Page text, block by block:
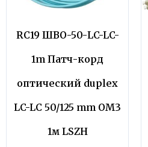
RC19 ШВО-50-LC-LC-
1m Патч-корд
оптический duplex
LC-LC 50/125 mm OM3
1м LSZH